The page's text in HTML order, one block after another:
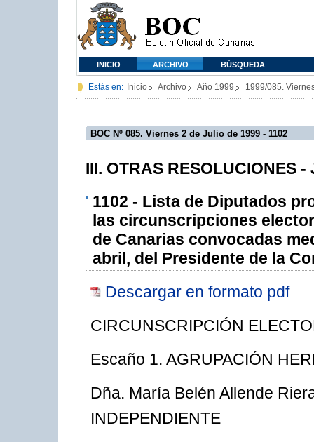
INICIO ARCHIVO BÚSQUEDA
Estás en: Inicio Archivo Año 1999 1999/085.
BOC Nº 085. Viernes 2 de Julio de 1999 - 1102
III. OTRAS RESOLUCIONES
1102 - Lista de Diputados
las circunscripciones
de Canarias convocadas
abril, del Presidente de la
Descargar en formato pdf
CIRCUNSCRIPCIÓN
Escaño 1. AGRUPACIÓN
Dña. María Belén Allende
INDEPENDIENTE